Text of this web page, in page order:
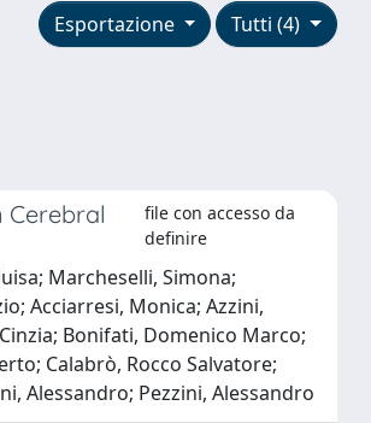
Tutti (4)
Esportazione
Cerebral
file con accesso da
definire
Marcheselli, Simona;
Acciarresi, Monica; Azzini,
Bonifati, Domenico Marco;
Calabrò, Rocco Salvatore;
Alessandro; Pezzini, Alessandro